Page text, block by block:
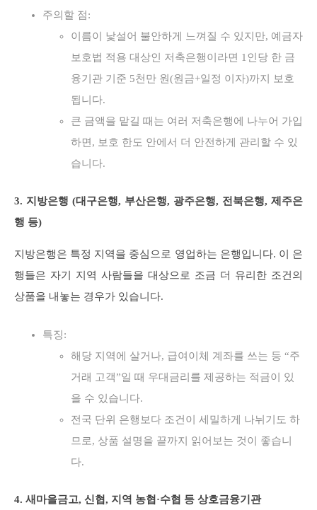
주의할 점:
이름이 낯설어 불안하게 느껴질 수 있지만, 예금자
보호법 적용 대상인 저축은행이라면 1인당 한 금
융기관 기준 5천만 원(원금+일정 이자)까지 보호
됩니다.
큰 금액을 맡길 때는 여러 저축은행에 나누어 가입
하면, 보호 한도 안에서 더 안전하게 관리할 수 있
습니다.
3. 지방은행 (대구은행, 부산은행, 광주은행, 전북은행, 제주은
행 등)
지방은행은 특정 지역을 중심으로 영업하는 은행입니다. 이 은
행들은 자기 지역 사람들을 대상으로 조금 더 유리한 조건의
상품을 내놓는 경우가 있습니다.
특징:
해당 지역에 살거나, 급여이체 계좌를 쓰는 등 “주
거래 고객”일 때 우대금리를 제공하는 적금이 있
을 수 있습니다.
전국 단위 은행보다 조건이 세밀하게 나뉘기도 하
므로, 상품 설명을 끝까지 읽어보는 것이 좋습니
다.
4. 새마을금고, 신협, 지역 농협·수협 등 상호금융기관